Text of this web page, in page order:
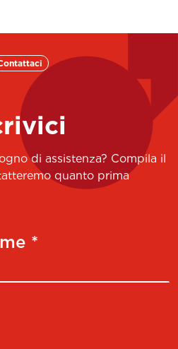
di assistenza? Compila il
quanto prima
*